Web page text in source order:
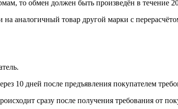
то обмен должен быть произведён в течение
аналогичный товар другой марки с
10 дней после предъявления покупателем
сразу после получения требования от